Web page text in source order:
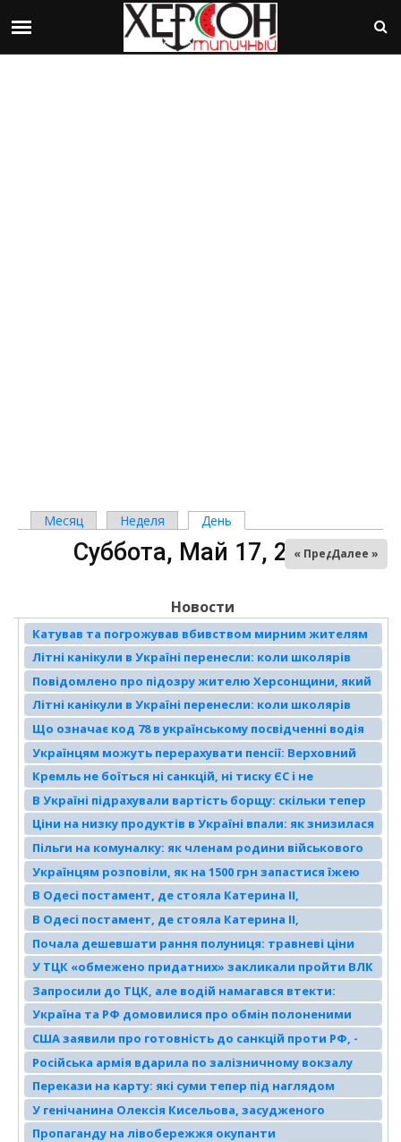
Главные вкладки
Месяц Неделя День
Суббота, Май 17, 2025
« ПредДалее »
Новости
Катував та погрожував вбивством мирним жителям
Генічеська: слідчі поліції Херсонщини повідомили
представнику російської фсб про підозру
Літні канікули в Україні перенесли: коли школярів
відправлять на відпочинок
Повідомлено про підозру жителю Херсонщини, який
став так званим «депутатом Генічеського
муніципального округу»
Літні канікули в Україні перенесли: коли школярів
відправлять на відпочинок
Що означає код 78 в українському посвідченні водія
Українцям можуть перерахувати пенсії: Верховний
суд ухвалив історичне рішення
Кремль не боїться ні санкцій, ні тиску ЄС і не
піддається вмовлянням Трампа, — CNN
В Україні підрахували вартість борщу: скільки тепер
коштує перша страва
Ціни на низку продуктів в Україні впали: як знизилася
вартість яєць
Пільги на комуналку: як членам родини військового
перевести виплату на себе
Українцям розповіли, як на 1500 грн запастися їжею
на тиждень, а вони виявилися незадоволені: список
продуктів
В Одесі постамент, де стояла Катерина II,
замалювали фарбами, схожими на прапор Росії
В Одесі постамент, де стояла Катерина II,
замалювали фарбами, схожими на прапор Росії
Почала дешевшати рання полуниця: травневі ціни
ринку в Миколаєві
У ТЦК «обмежено придатних» закликали пройти ВЛК
до 5 червня
Запросили до ТЦК, але водій намагався втекти:
патрульний відкрив вогонь по автомобілю
порушника
Україна та РФ домовилися про обмін полоненими
«тисячу на тисячу»
США заявили про готовність до санкцій проти РФ, -
Bloomberg
Російська армія вдарила по залізничному вокзалу
Херсона
Перекази на карту: які суми тепер під наглядом
податкової
У генічанина Олексія Кисельова, засудженого
окупантами, почалися проблеми зі здоров’ям
Пропаганду на лівобережжя окупанти